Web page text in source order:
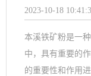
2023-10-18
本溪铁矿粉是一
中，具有重要的
的重要性和作用